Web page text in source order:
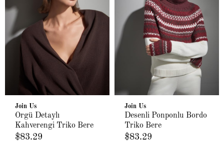
Join Us
Örgü Detaylı
Kahverengi Triko Bere
$83.29
Join Us
Desenli Ponponlu Bordo
Triko Bere
$83.29